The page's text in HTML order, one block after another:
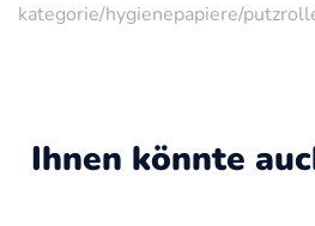
kategorie/hygienepapiere/
Ihnen könnte